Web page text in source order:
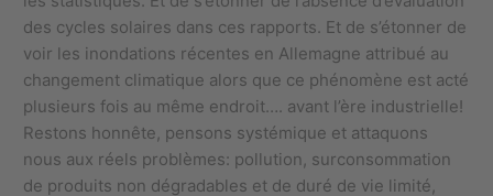
des cycles solaires dans ces rapports. Et de s’étonner de
voir les inondations récentes en Allemagne attribué au
changement climatique alors que ce phénomène est acté
plusieurs fois au même endroit…. avant l’ère industrielle!
Restons honnête, pensons systémique et attaquons
nous aux réels problèmes: pollution, surconsommation
de produits non dégradables et de duré de vie limité,